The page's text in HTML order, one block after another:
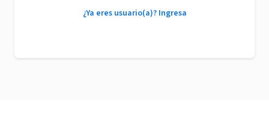
¿Ya eres usuario(a)? Ingresa